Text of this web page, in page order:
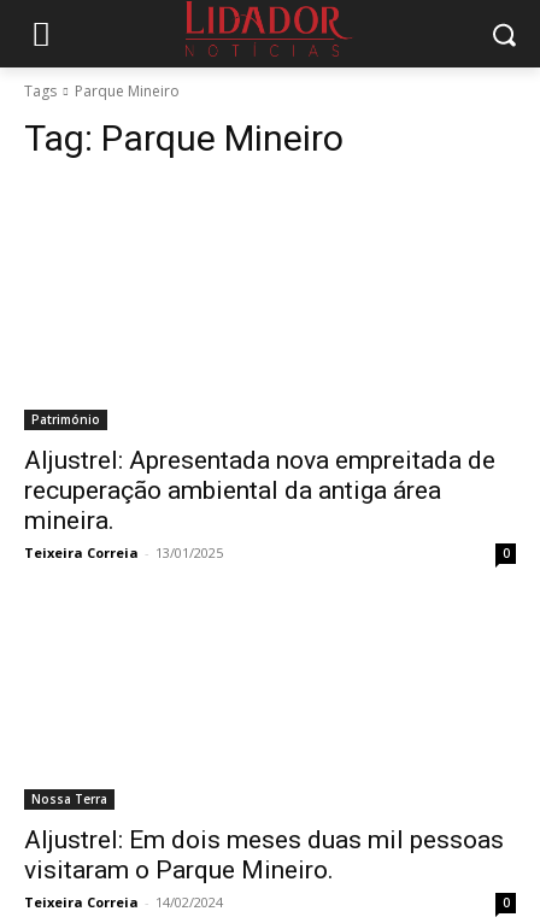
Tags Parque Mineiro
Tag: Parque Mineiro
Património
Aljustrel: Apresentada nova empreitada de
recuperação ambiental da antiga área
mineira.
Teixeira Correia - 13/01/2025 0
Nossa Terra
Aljustrel: Em dois meses duas mil pessoas
visitaram o Parque Mineiro.
Teixeira Correia - 14/02/2024 0